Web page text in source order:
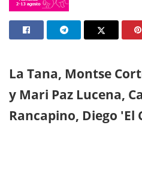
La Tana, Montse
y Mari Paz Lucena,
Rancapino, Diego 'El